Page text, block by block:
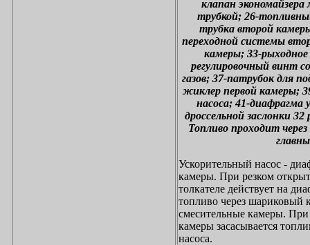
клапан
трубкой; 26-
трубка второй
переходной системы
камеры; 33-
регулировочный винт
газов; 37-патрубок для
жиклер первой камеры;
насоса; 41-диафрагма
дроссельной заслонки
Топливо проходит
Ускорительный насос -
камеры. При резком
толкателе действует на
топливо через шариковый
смесительные камеры.
камеры засасывается
насоса.